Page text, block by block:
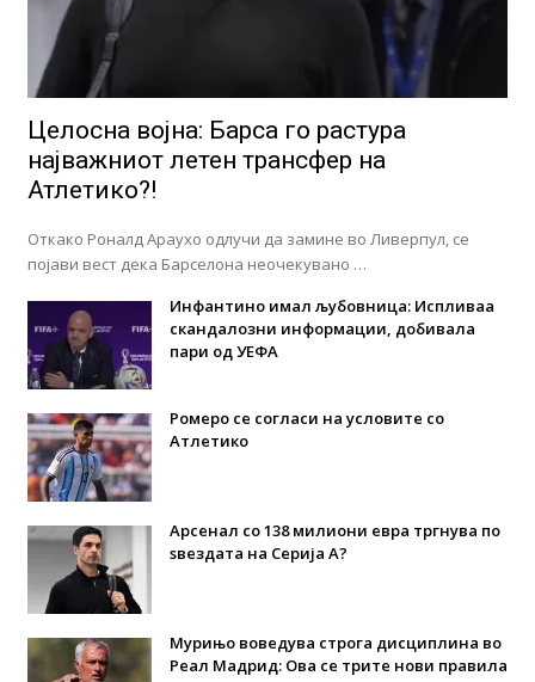
Целосна војна: Барса го растура
најважниот летен трансфер на
Атлетико?!
Откако Роналд Араухо одлучи да замине во Ливерпул, се
појави вест дека Барселона неочекувано …
Инфантино имал љубовница: Испливаа
скандалозни информации, добивала
пари од УЕФА
Ромеро се согласи на условите со
Атлетико
Арсенал со 138 милиони евра тргнува по
ѕвездата на Серија А?
Мурињо воведува строга дисциплина во
Реал Мадрид: Ова се трите нови правила